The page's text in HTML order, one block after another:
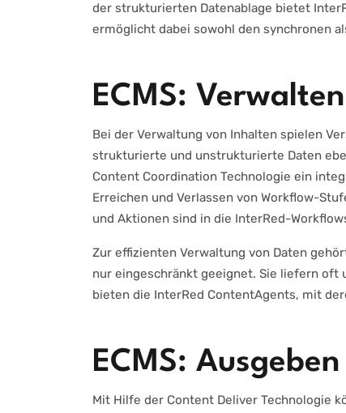
der strukturierten Datenablage bietet
ermöglicht dabei sowohl den synchronen
ECMS:
Bei der Verwaltung von Inhalten spielen
strukturierte und unstrukturierte Daten
Content Coordination Technologie ein
Erreichen und Verlassen von Workflow-
und Aktionen sind in die InterRed-
Zur effizienten Verwaltung von Daten
nur eingeschränkt geeignet. Sie liefern oft
bieten die InterRed ContentAgents, mit
ECMS:
Mit Hilfe der Content Deliver Technologie